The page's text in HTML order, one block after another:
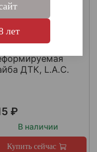
ДТК, L.A.C.
₽
В наличии
Купить сейчас
лет